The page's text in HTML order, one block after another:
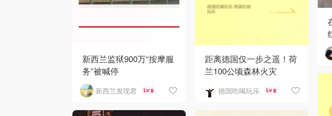
新西兰监狱900万“按摩服
务”被喊停
新西兰发现君 9
距离德国仅一步之遥！荷
兰100公顷森林火灾
德国吃喝玩乐 8